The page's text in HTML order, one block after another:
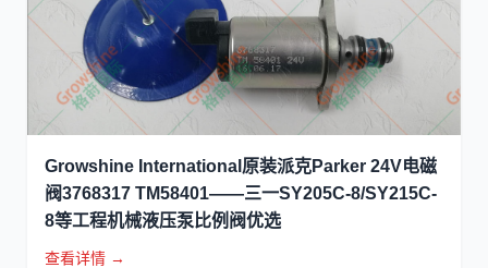
Growshine International原装派克Parker 24V电磁
阀3768317 TM58401——三一SY205C-8/SY215C-
8等工程机械液压泵比例阀优选
查看详情 →